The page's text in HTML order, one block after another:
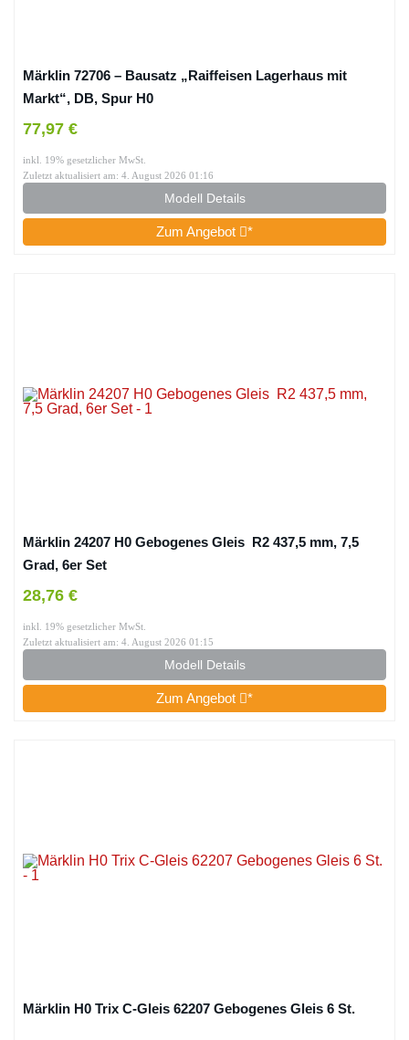
Märklin 72706 – Bausatz „Raiffeisen Lagerhaus mit
Markt“, DB, Spur H0
77,97 €
inkl. 19% gesetzlicher MwSt.
Zuletzt aktualisiert am: 4. August 2026 01:16
Modell Details
Zum Angebot *
Märklin 24207 H0 Gebogenes Gleis R2 437,5 mm, 7,5
Grad, 6er Set
28,76 €
inkl. 19% gesetzlicher MwSt.
Zuletzt aktualisiert am: 4. August 2026 01:15
Modell Details
Zum Angebot *
Märklin H0 Trix C-Gleis 62207 Gebogenes Gleis 6 St.